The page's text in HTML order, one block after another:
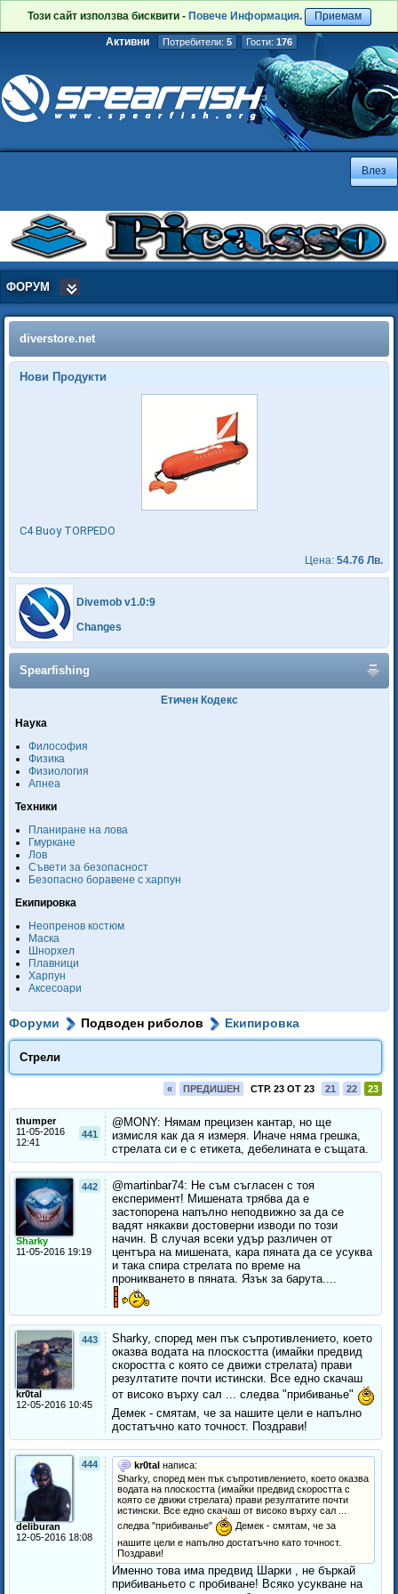
Този сайт използва бисквити - Повече Информация. Приемам
Активни Потребители: 5 Гости: 176
ФОРУМ
diverstore.net
Нови Продукти
C4 Buoy TORPEDO
Цена: 54.76 Лв.
Divemob v1.0:9
Changes
Spearfishing
Етичен Кодекс
Наука
Философия
Физика
Физиология
Апнеа
Техники
Планиране на лова
Гмуркане
Лов
Съвети за безопасност
Безопасно боравене с харпун
Екипировка
Неопренов костюм
Маска
Шнорхел
Плавници
Харпун
Аксесоари
Форуми Подводен риболов Екипировка
Стрели
« ПРЕДИШЕН СТР. 23 ОТ 23 21 22 23
thumper
441
11-05-2016
12:41
@MONY: Нямам прецизен кантар, но ще
измисля как да я измеря. Иначе няма грешка,
стрелата си е с етикета, дебелината е същата.
442
Sharky
11-05-2016 19:19
@martinbar74: Не съм съгласен с тоя
експеримент! Мишената трябва да е
застопорена напълно неподвижно за да се
вадят някакви достоверни изводи по този
начин. В случая всеки удър различен от
центъра на мишената, кара пяната да се усуква
и така спира стрелата по време на
проникването в пяната. Язък за барута....
443
kr0tal
12-05-2016 10:45
Sharky, според мен пък съпротивлението, което
оказва водата на плоскостта (имайки предвид
скоростта с която се движи стрелата) прави
резултатите почти истински. Все едно скачаш
от високо върху сал ... следва "прибиванье"
Демек - смятам, че за нашите цели е напълно
достатъчно като точност. Поздрави!
444
deliburan
12-05-2016 18:08
kr0tal написа:
Sharky, според мен пък съпротивлението, което оказва
водата на плоскостта (имайки предвид скоростта с
която се движи стрелата) прави резултатите почти
истински. Все едно скачаш от високо върху сал ...
следва "прибиванье"
Демек - смятам, че за
нашите цели е напълно достатъчно като точност.
Поздрави!
Именно това има предвид Шарки , не бъркай
прибиваньето с пробиване! Всяко усукване на